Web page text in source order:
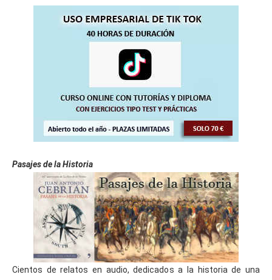
Pasajes de la Historia
Cientos de relatos en audio, dedicados a la historia de una